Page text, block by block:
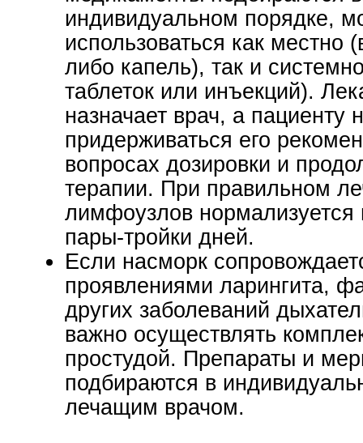
индивидуальном порядке,
использоваться как местно
либо капель), так и
таблеток или инъекций).
назначает врач, а пациенту
придерживаться его
вопросах дозировки и
терапии. При правильном
лимфоузлов нормализуется
пары-тройки дней.
Если насморк
проявлениями ларингита,
других заболеваний
важно осуществлять
простудой. Препараты и
подбираются в
лечащим врачом.